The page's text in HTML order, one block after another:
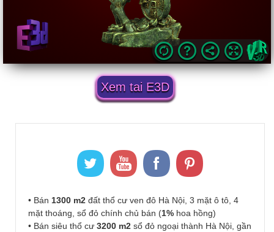
Xem tai E3D
• Bán 1300 m2 đất thổ cư ven đô Hà Nội, 3 mặt ô tô, 4
mặt thoáng, sổ đỏ chính chủ bán (1% hoa hồng)
• Bán siêu thổ cư 3200 m2 sổ đỏ ngoại thành Hà Nội, gần